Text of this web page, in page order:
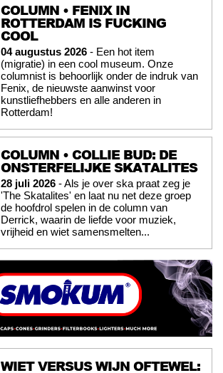
COLUMN • FENIX IN
ROTTERDAM IS FUCKING
COOL
04 augustus 2026 - Een hot item
(migratie) in een cool museum. Onze
columnist is behoorlijk onder de indruk van
Fenix, de nieuwste aanwinst voor
kunstliefhebbers en alle anderen in
Rotterdam!
COLUMN • COLLIE BUD: DE
ONSTERFELIJKE SKATALITES
28 juli 2026 - Als je over ska praat zeg je
'The Skatalites' en laat nu net deze groep
de hoofdrol spelen in de column van
Derrick, waarin de liefde voor muziek,
vrijheid en wiet samensmelten...
WIET VERSUS WIJN OFTEWEL: